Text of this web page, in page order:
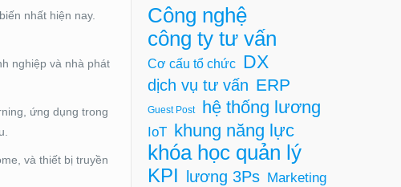
nhất hiện nay.
nghiệp và nhà phát
ứng dụng trong
và thiết bị truyền
Công nghệ
công ty tư vấn
Cơ cấu tổ chức DX
dịch vụ tư vấn ERP
Guest Post hệ thống lương
IoT khung năng lực
khóa học quản lý
KPI lương 3Ps Marketing